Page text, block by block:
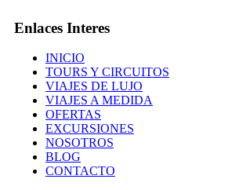
Enlaces Interes
INICIO
TOURS Y CIRCUITOS
VIAJES DE LUJO
VIAJES A MEDIDA
OFERTAS
EXCURSIONES
NOSOTROS
BLOG
CONTACTO